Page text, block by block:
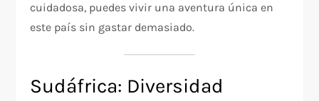
cuidadosa, puedes vivir una aventura única en
este país sin gastar demasiado.
Sudáfrica: Diversidad